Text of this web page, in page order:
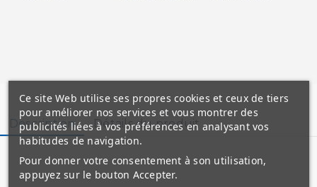
Description Détails du produit
Ce site Web utilise ses propres cookies et ceux de tiers
pour améliorer nos services et vous montrer des
publicités liées à vos préférences en analysant vos
habitudes de navigation.
Pour donner votre consentement à son utilisation,
appuyez sur le bouton Accepter.